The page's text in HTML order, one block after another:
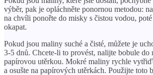
výběr, pak je opláchněte ponornou metodou:
na chvíli ponořte do misky s čistou vodou,
okapat.
Pokud jsou maliny suché a čisté, můžete je
3-5 dnů. Chcete-li to provést, nalijte bobule do
papírovou utěrkou. Mokré maliny rychle
a osušte na papírových utěrkách. Použijte toto